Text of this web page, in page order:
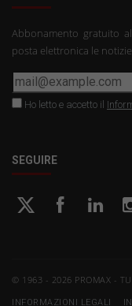
Abbonamento gratuito
posta elettronica le
Ho letto e accetto il
SEGUIRE
© 1963 - 2026 PROMAX -
INFORMAZIONI LEGALI